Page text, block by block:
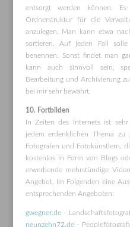
entsorgt werden können.
Ordnerstruktur für die
anzulegen. Man kann etwa
sortieren. Auf jeden Fall solle
benennen. Sonst findet man
kann auch sinnvoll sein,
Bearbeitung und Archivierung
bei mir sehr bewährt.
10. Fortbilden
In Zeiten des Internets ist
jedem erdenklichen Thema
Fotografen und Fotokünstlern,
kostenlos in Form von Blogs
erwerbende mehrstündige
Angebot. Im Folgenden eine
entsprechenden Angeboten:
gwegner.de–
neunzehn72.de–